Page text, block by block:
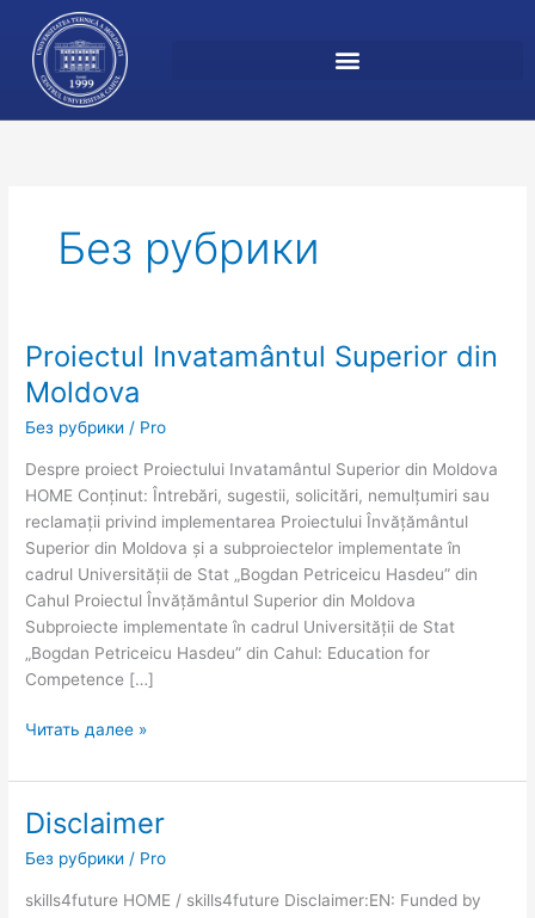
Перейти
содержимому
Без рубрики
Proiectul Invatamântul Superior din
Moldova
Без рубрики / Pro
Despre proiect Proiectului Invatamântul Superior din Moldova
HOME Conținut: Întrebări, sugestii, solicitări, nemulțumiri sau
reclamații privind implementarea Proiectului Învățământul
Superior din Moldova și a subproiectelor implementate în
cadrul Universității de Stat „Bogdan Petriceicu Hasdeu” din
Cahul Proiectul Învățământul Superior din Moldova
Subproiecte implementate în cadrul Universității de Stat
„Bogdan Petriceicu Hasdeu” din Cahul: Education for
Competence […]
Proiectul Invatamântul Superior
din
Moldova
Читать далее »
Disclaimer
Без рубрики / Pro
skills4future HOME / skills4future Disclaimer:EN: Funded by
Disclaimer